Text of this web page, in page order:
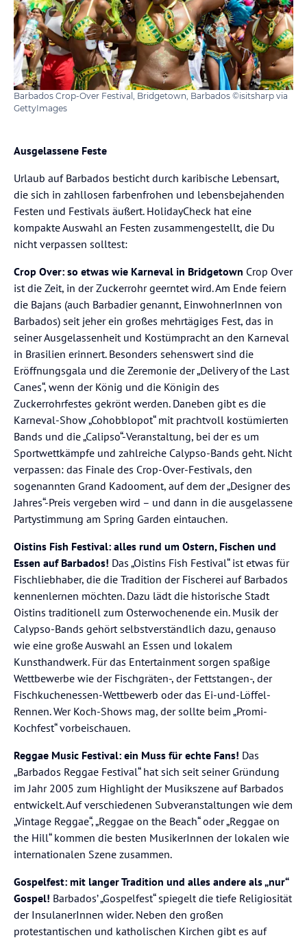
Nationalgericht von Barbados, oder genieße frische
Meeresfrüchte direkt am Strand in einem der gemütlichen
Strandrestaurants.
Barbados Crop-Over Festival, Bridgetown, Barbados ©isitsharp via
GettyImages
Ausgelassene Feste
Urlaub auf Barbados besticht durch karibische Lebensart,
die sich in zahllosen farbenfrohen und lebensbejahenden
Festen und Festivals äußert. HolidayCheck hat eine
kompakte Auswahl an Festen zusammengestellt, die Du
nicht verpassen solltest:
Crop Over: so etwas wie Karneval in Bridgetown Crop Over
ist die Zeit, in der Zuckerrohr geerntet wird. Am Ende feiern
die Bajans (auch Barbadier genannt, EinwohnerInnen von
Barbados) seit jeher ein großes mehrtägiges Fest, das in
seiner Ausgelassenheit und Kostümpracht an den Karneval
in Brasilien erinnert. Besonders sehenswert sind die
Eröffnungsgala und die Zeremonie der „Delivery of the Last
Canes“, wenn der König und die Königin des
Zuckerrohrfestes gekrönt werden. Daneben gibt es die
Karneval-Show „Cohobblopot“ mit prachtvoll kostümierten
Bands und die „Calipso“-Veranstaltung, bei der es um
Sportwettkämpfe und zahlreiche Calypso-Bands geht. Nicht
verpassen: das Finale des Crop-Over-Festivals, den
sogenannten Grand Kadooment, auf dem der „Designer des
Jahres“-Preis vergeben wird – und dann in die ausgelassene
Partystimmung am Spring Garden eintauchen.
Oistins Fish Festival: alles rund um Ostern, Fischen und
Essen auf Barbados! Das „Oistins Fish Festival“ ist etwas für
Fischliebhaber, die die Tradition der Fischerei auf Barbados
kennenlernen möchten. Dazu lädt die historische Stadt
Oistins traditionell zum Osterwochenende ein. Musik der
Calypso-Bands gehört selbstverständlich dazu, genauso
wie eine große Auswahl an Essen und lokalem
Kunsthandwerk. Für das Entertainment sorgen spaßige
Wettbewerbe wie der Fischgräten-, der Fettstangen-, der
Fischkuchenessen-Wettbewerb oder das Ei-und-Löffel-
Rennen. Wer Koch-Shows mag, der sollte beim „Promi-
Kochfest“ vorbeischauen.
Reggae Music Festival: ein Muss für echte Fans! Das
„Barbados Reggae Festival“ hat sich seit seiner Gründung
im Jahr 2005 zum Highlight der Musikszene auf Barbados
entwickelt. Auf verschiedenen Subveranstaltungen wie dem
„Vintage Reggae“, „Reggae on the Beach“ oder „Reggae on
the Hill“ kommen die besten MusikerInnen der lokalen wie
internationalen Szene zusammen.
Gospelfest: mit langer Tradition und alles andere als „nur“
Gospel! Barbados’ „Gospelfest“ spiegelt die tiefe Religiosität
der InsulanerInnen wider. Neben den großen
protestantischen und katholischen Kirchen gibt es auf